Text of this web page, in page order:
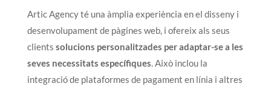
Artic Agency té una àmplia experiència en el disseny i
desenvolupament de pàgines web, i ofereix als seus
clients solucions personalitzades per adaptar-se a les
seves necessitats específiques. Això inclou la
integració de plataformes de pagament en línia i altres